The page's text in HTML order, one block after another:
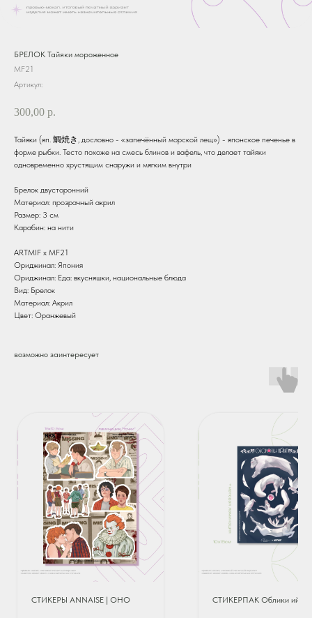
БРЕЛОК Тайяки мороженное
MF21
Артикул:
300,00 р.
Тайяки (яп. 鯛焼き, дословно - «запечённый морской лещ») - японское печенье в
форме рыбки. Тесто похоже на смесь блинов и вафель, что делает тайяки
одновременно хрустящим снаружи и мягким внутри
Брелок двусторонний
Материал: прозрачный акрил
Размер: 3 см
Карабин: на нити
ARTMIF х MF21
Ориджинал: Япония
Ориджинал: Еда: вкусняшки, национальные блюда
Вид: Брелок
Материал: Акрил
Цвет: Оранжевый
возможно заинтересует
СТИКЕРЫ ANNAISE | ОНО СТИКЕРПАК Облики ийрат